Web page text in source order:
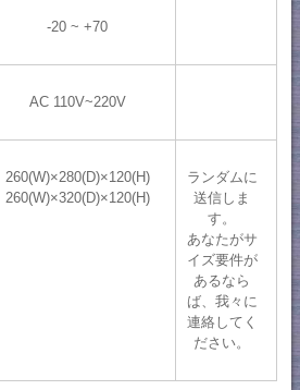
-20 ~ +70
AC 110V~220V
260(W)×280(D)×120(H)
260(W)×320(D)×120(H)
ランダムに
送信しま
す。
あなたがサ
イズ要件が
あるなら
ば、我々に
連絡してく
ださい。